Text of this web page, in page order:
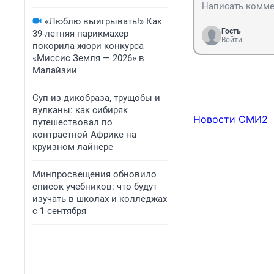
«Люблю выигрывать!» Как
39-летняя парикмахер
покорила жюри конкурса
«Миссис Земля — 2026» в
Малайзии
Суп из дикобраза, трущобы и
вулканы: как сибиряк
путешествовал по
контрастной Африке на
круизном лайнере
Минпросвещения обновило
список учебников: что будут
изучать в школах и колледжах
с 1 сентября
Гость
Войти
Новости СМИ2